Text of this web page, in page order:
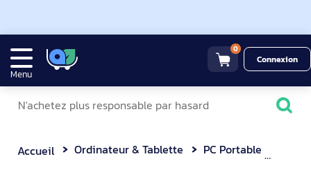
Menu
0
Connexion
Accueil Ordinateur & Tablette PC Portable